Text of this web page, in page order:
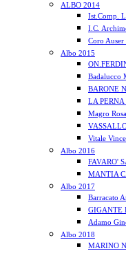
ALBO 2014
Ist.Comp.
I.C.
Coro
Albo 2015
Badalucco
BARONE
LA
Magro Rosa
Vitale
Albo 2016
FAVARO'
MANTIA
Albo 2017
Barracato
GIGANTE
Adamo
Albo 2018
MARINO